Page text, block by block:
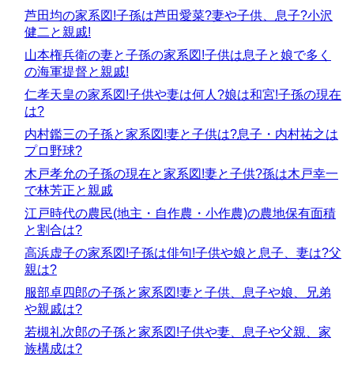
芦田均の家系図!子孫は芦田愛菜?妻や子供、息子?小沢
健二と親戚!
山本権兵衛の妻と子孫の家系図!子供は息子と娘で多く
の海軍提督と親戚!
仁孝天皇の家系図!子供や妻は何人?娘は和宮!子孫の現在
は?
内村鑑三の子孫と家系図!妻と子供は?息子・内村祐之は
プロ野球?
木戸孝允の子孫の現在と家系図!妻と子供?孫は木戸幸一
で林芳正と親戚
江戸時代の農民(地主・自作農・小作農)の農地保有面積
と割合は?
高浜虚子の家系図!子孫は俳句!子供や娘と息子、妻は?父
親は?
服部卓四郎の子孫と家系図!妻と子供、息子や娘、兄弟
や親戚は?
若槻礼次郎の子孫と家系図!子供や妻、息子や父親、家
族構成は?